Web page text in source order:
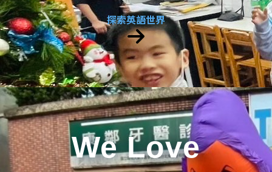
探索英語世界
We Love